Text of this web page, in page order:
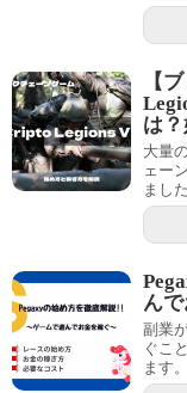
【
は
大量
ェー
まし
ん
副業
ぐこ
ます